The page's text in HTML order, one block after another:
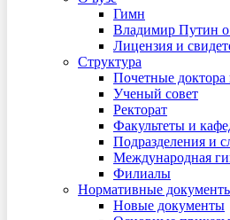
Гимн
Владимир Путин
Лицензия и
Структура
Почетные доктора
Ученый совет
Ректорат
Факультеты и
Подразделения и
Международная
Филиалы
Нормативные
Новые документы